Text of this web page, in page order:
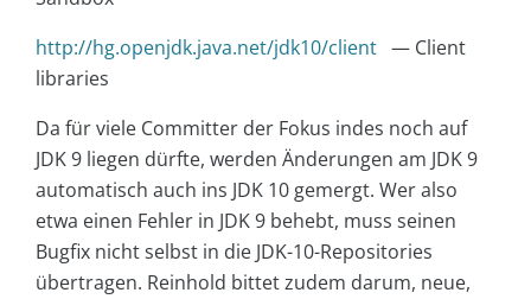
http://hg.openjdk.java.net/jdk10/client — Client
libraries
Da für viele Committer der Fokus indes noch auf
JDK 9 liegen dürfte, werden Änderungen am JDK 9
automatisch auch ins JDK 10 gemergt. Wer also
etwa einen Fehler in JDK 9 behebt, muss seinen
Bugfix nicht selbst in die JDK-10-Repositories
übertragen. Reinhold bittet zudem darum, neue,